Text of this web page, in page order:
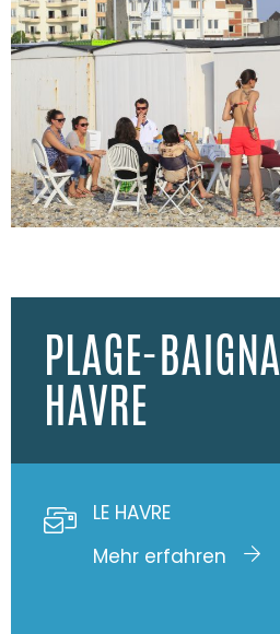
PLAGE-
HAVRE
LE HAVRE
Mehr erfahren